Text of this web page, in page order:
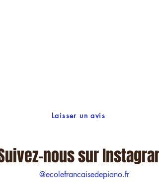
Laisser un avis
nous sur Instagram
@ecolefrancaisedepiano.fr